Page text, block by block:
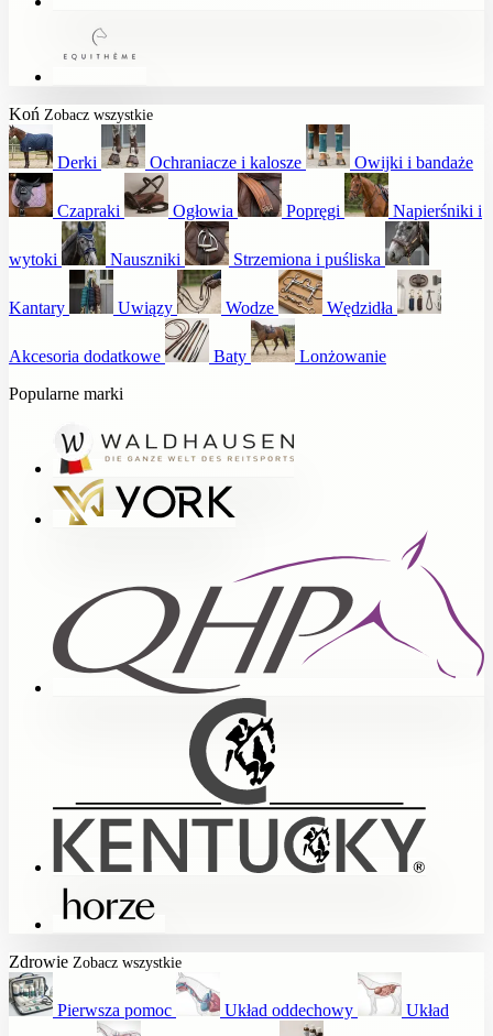
Koń Zobacz wszystkie
Derki Ochraniacze i kalosze Owijki i bandaże
Czapraki Ogłowia Popręgi Napierśniki i
wytoki Nauszniki Strzemiona i puśliska
Kantary Uwiązy Wodze Wędzidła
Akcesoria dodatkowe Baty
Lonżowanie
Popularne marki
Zdrowie Zobacz wszystkie
Pierwsza pomoc Układ oddechowy Układ